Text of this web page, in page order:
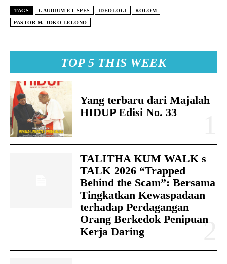
TOP 5 THIS WEEK
Yang terbaru dari Majalah
HIDUP Edisi No. 33
TALITHA KUM WALK s
TALK 2026 “Trapped
Behind the Scam”: Bersama
Tingkatkan Kewaspadaan
terhadap Perdagangan
Orang Berkedok Penipuan
Kerja Daring
TAGS GAUDIUM ET SPES IDEOLOGI KOLOM
PASTOR M. JOKO LELONO